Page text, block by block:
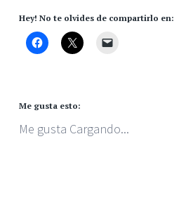
Hey! No te olvides de compartirlo en:
Me gusta esto:
Me gusta Cargando...